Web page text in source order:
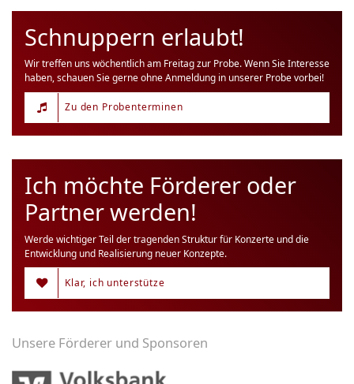
Schnuppern erlaubt!
Wir treffen uns wöchentlich am Freitag zur Probe. Wenn Sie Interesse
haben, schauen Sie gerne ohne Anmeldung in unserer Probe vorbei!
Zu den Probenterminen
Ich möchte Förderer oder
Partner werden!
Werde wichtiger Teil der tragenden Struktur für Konzerte und die
Entwicklung und Realisierung neuer Konzepte.
Klar, ich unterstütze
Unsere Förderer und Sponsoren